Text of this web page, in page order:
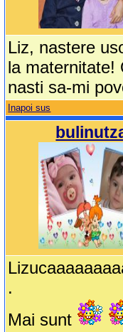
Liz, nastere
la maternitate!
nasti sa-mi
Inapoi sus
.
Mai sunt